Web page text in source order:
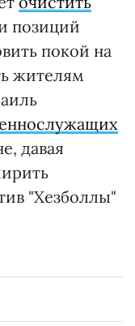
позиций
покой на
жителям
давая
"Хезболлы"